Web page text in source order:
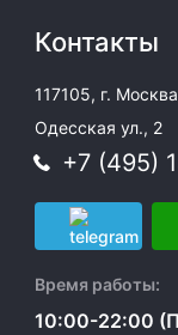
Контакты
117105, г.
Одесская ул., 2
+7 (495)
Время работы:
10:00-22:00